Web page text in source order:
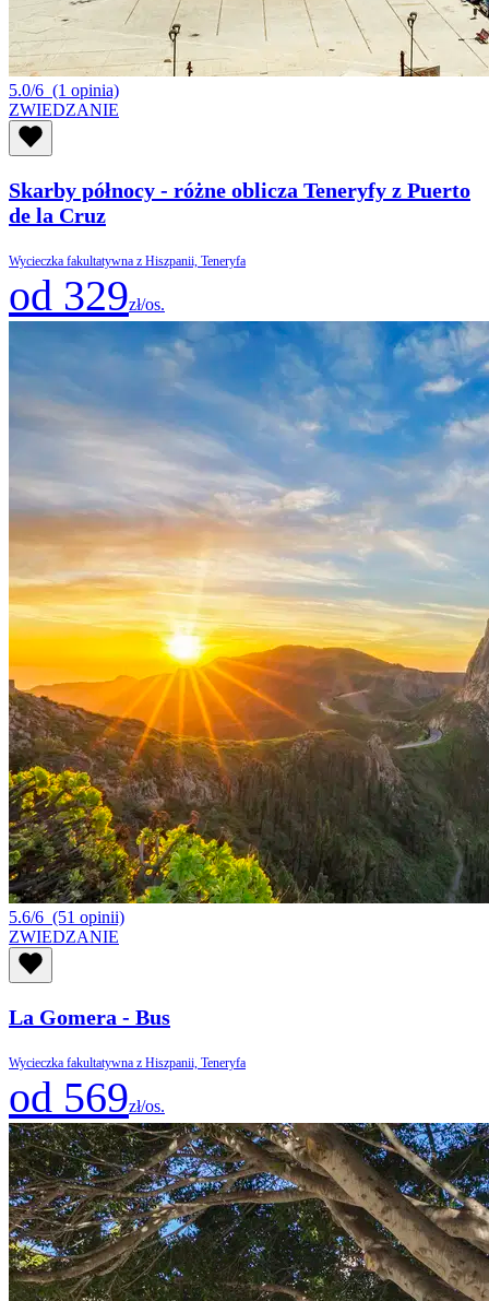
5.0/6 (1 opinia)
ZWIEDZANIE
Skarby północy - różne oblicza Teneryfy z Puerto
de la Cruz
Wycieczka fakultatywna z Hiszpanii, Teneryfa
od 329zł/os.
5.6/6 (51 opinii)
ZWIEDZANIE
La Gomera - Bus
Wycieczka fakultatywna z Hiszpanii, Teneryfa
od 569zł/os.